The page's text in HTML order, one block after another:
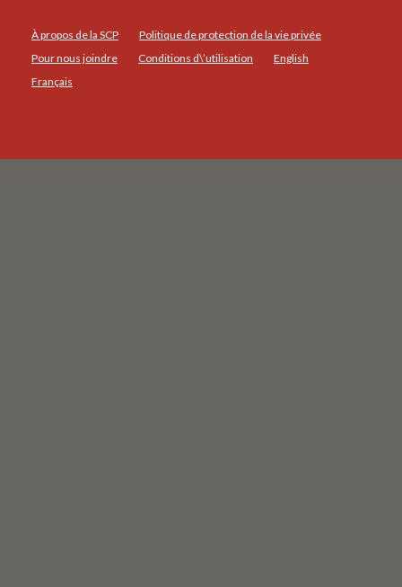
À propos de la SCP
Politique de protection de la vie privée
Pour nous joindre
Conditions d\’utilisation
English
Français